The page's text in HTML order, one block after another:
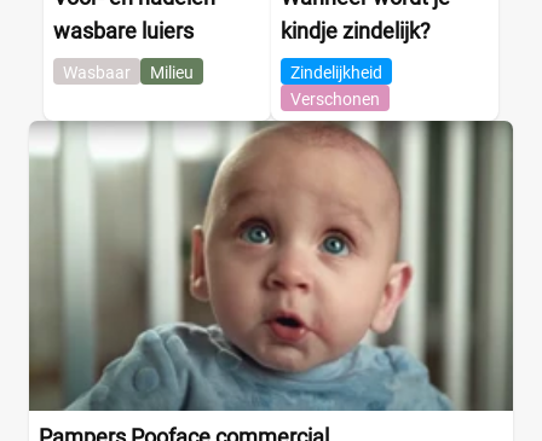
wasbare luiers
Wasbaar Milieu
kindje zindelijk?
Zindelijkheid
Verschonen